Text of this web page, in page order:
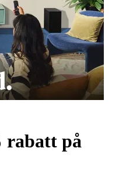
rabatt på